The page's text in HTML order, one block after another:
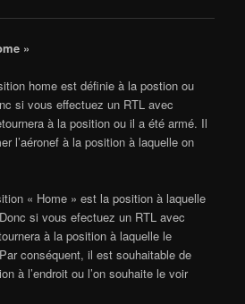
»
home est définie à la postion ou
si vous effectuez un RTL avec
à la position ou il a été armé. Il
l’aéronef à la position à laquelle on
« Home » est la position à laquelle
si vous efectuez un RTL avec
à la position à laquelle le
conséquent, il est souhaitable de
à l’endroit ou l’on souhaite le voir